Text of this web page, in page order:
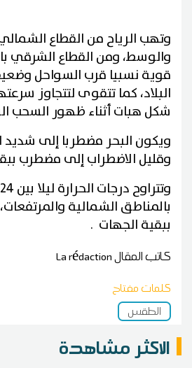
وتهب الرياح من القطاع
والوسط، ومن القطاع الشرقي
قوية نسبيا قرب السواحل
شكل هبات أثناء ظهور السحب
ويكون البحر مضطربا إلى شديد
وقليل الاضطراب إلى مضطرب
ببقية الجهات .
كاتب المقالLa rédaction
كلمات مفتاح
الطقس
الاكثر مشاهدة